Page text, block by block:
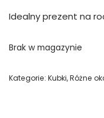
Idealny prezent na
Brak w magazynie
Kategorie: Kubki,Różne